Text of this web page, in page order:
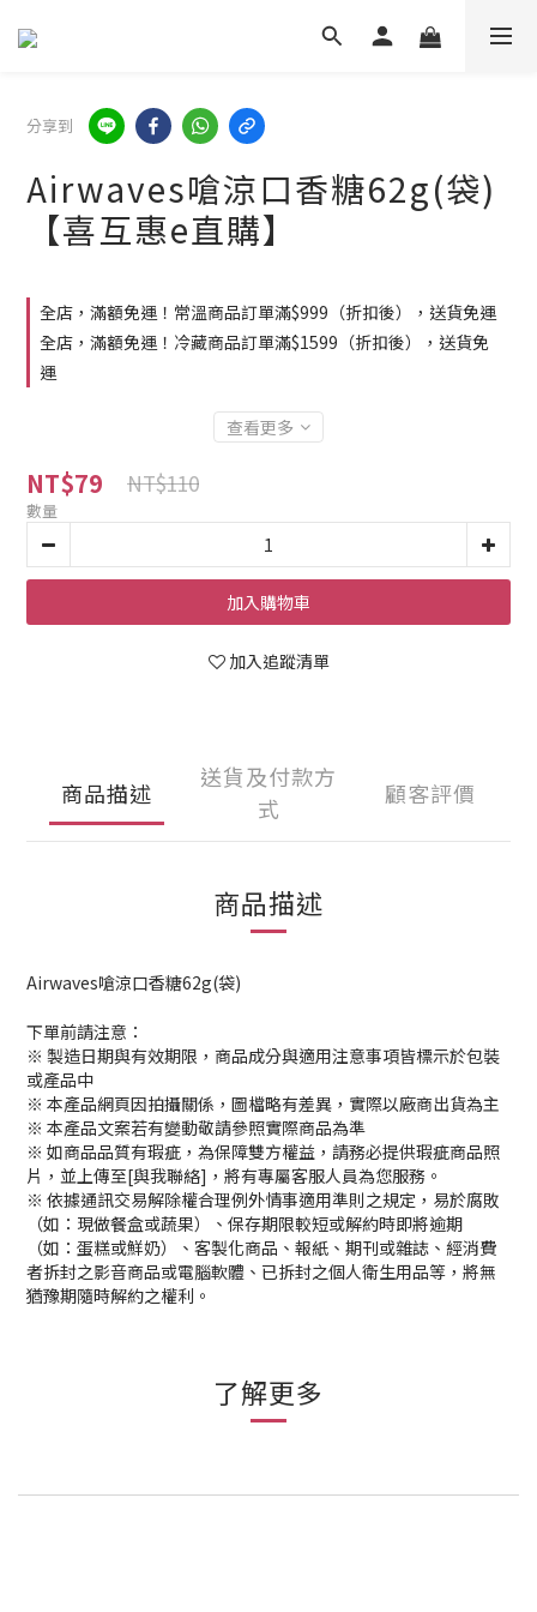
分享到
Airwaves嗆涼口香糖62g(袋)
【喜互惠e直購】
全店，滿額免運！常溫商品訂單滿$999（折扣後），送貨免運
全店，滿額免運！冷藏商品訂單滿$1599（折扣後），送貨免
運
查看更多
NT$79 NT$110
數量
加入購物車
加入追蹤清單
商品描述
送貨及付款方
式
顧客評價
商品描述
Airwaves嗆涼口香糖62g(袋)
下單前請注意：
※ 製造日期與有效期限，商品成分與適用注意事項皆標示於包裝
或產品中
※ 本產品網頁因拍攝關係，圖檔略有差異，實際以廠商出貨為主
※ 本產品文案若有變動敬請參照實際商品為準
※ 如商品品質有瑕疵，為保障雙方權益，請務必提供瑕疵商品照
片，並上傳至[與我聯絡]，將有專屬客服人員為您服務。
※ 依據通訊交易解除權合理例外情事適用準則之規定，易於腐敗
（如：現做餐盒或蔬果）、保存期限較短或解約時即將逾期
（如：蛋糕或鮮奶）、客製化商品、報紙、期刊或雜誌、經消費
者拆封之影音商品或電腦軟體、已拆封之個人衛生用品等，將無
猶豫期隨時解約之權利。
了解更多